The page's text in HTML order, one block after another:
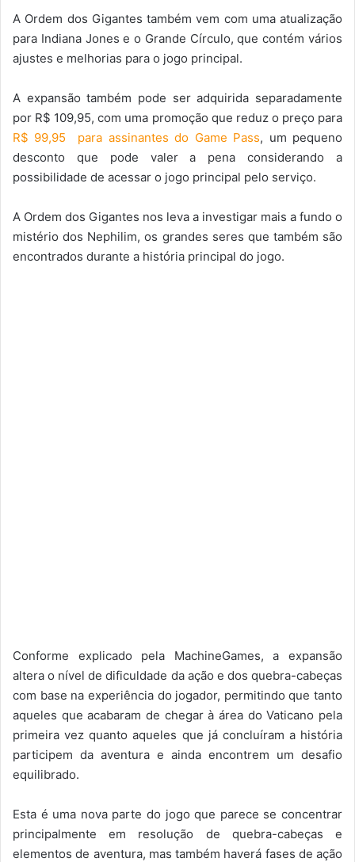
A Ordem dos Gigantes também vem com uma atualização
para Indiana Jones e o Grande Círculo, que contém vários
ajustes e melhorias para o jogo principal.
A expansão também pode ser adquirida separadamente
por R$ 109,95, com uma promoção que reduz o preço para
R$ 99,95 para assinantes do Game Pass, um pequeno
desconto que pode valer a pena considerando a
possibilidade de acessar o jogo principal pelo serviço.
A Ordem dos Gigantes nos leva a investigar mais a fundo o
mistério dos Nephilim, os grandes seres que também são
encontrados durante a história principal do jogo.
Conforme explicado pela MachineGames, a expansão
altera o nível de dificuldade da ação e dos quebra-cabeças
com base na experiência do jogador, permitindo que tanto
aqueles que acabaram de chegar à área do Vaticano pela
primeira vez quanto aqueles que já concluíram a história
participem da aventura e ainda encontrem um desafio
equilibrado.
Esta é uma nova parte do jogo que parece se concentrar
principalmente em resolução de quebra-cabeças e
elementos de aventura, mas também haverá fases de ação